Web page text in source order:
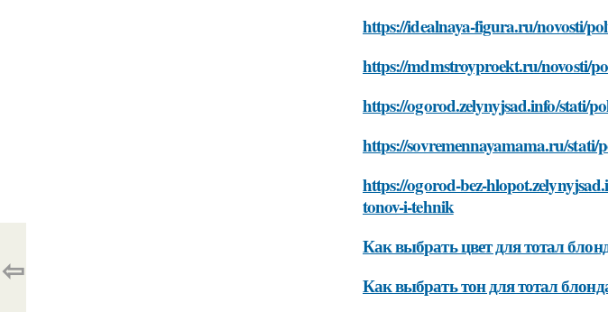
https://idealnaya-figura.ru/novosti/
https://mdmstroyproekt.ru/novosti/
https://ogorod.zelynyjsad.info/stati/
https://sovremennayamama.ru/
https://ogorod-bez-
tonov-i-tehnik
Как выбрать цвет для тотал
Как выбрать тон для тотал
⇦